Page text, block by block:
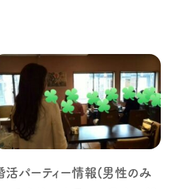
活パーティー情報(男性のみ